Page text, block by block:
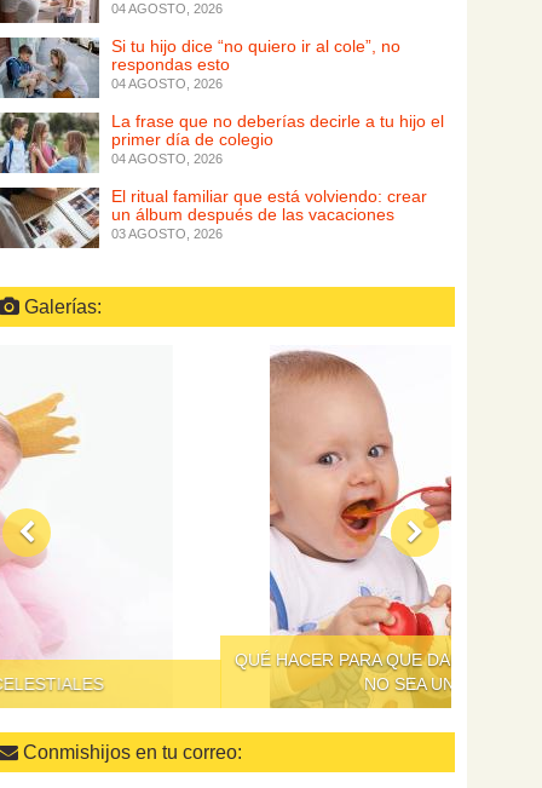
04 AGOSTO, 2026
Si tu hijo dice “no quiero ir al cole”, no
respondas esto
04 AGOSTO, 2026
La frase que no deberías decirle a tu hijo el
primer día de colegio
04 AGOSTO, 2026
El ritual familiar que está volviendo: crear
un álbum después de las vacaciones
03 AGOSTO, 2026
Galerías:
QUÉ HACER PARA QUE DAR DE COMER A LOS NIÑOS
Conmishijos en tu correo: